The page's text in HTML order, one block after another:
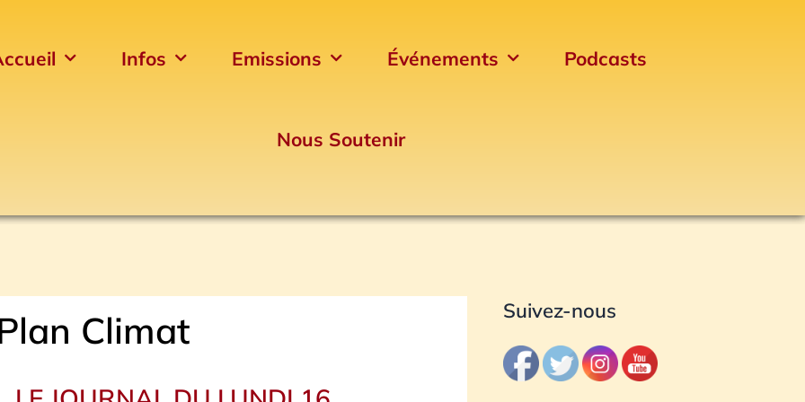
Infos Emissions Événements Podcasts
Nous Soutenir
Climat Suivez-nous
Archives